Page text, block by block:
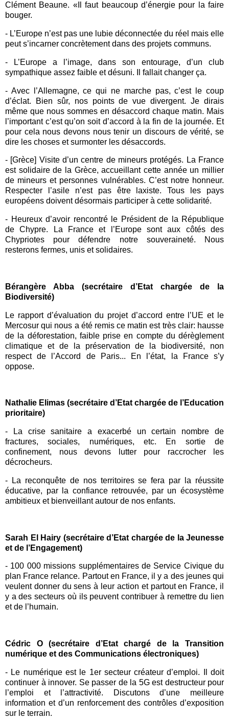
Clément Beaune. «Il faut beaucoup d’énergie pour la faire
bouger.
- L’Europe n’est pas une lubie déconnectée du réel mais elle
peut s’incarner concrètement dans des projets communs.
- L’Europe a l’image, dans son entourage, d’un club
sympathique assez faible et désuni. Il fallait changer ça.
- Avec l’Allemagne, ce qui ne marche pas, c’est le coup
d’éclat. Bien sûr, nos points de vue divergent. Je dirais
même que nous sommes en désaccord chaque matin. Mais
l’important c’est qu’on soit d’accord à la fin de la journée. Et
pour cela nous devons nous tenir un discours de vérité, se
dire les choses et surmonter les désaccords.
- [Grèce] Visite d’un centre de mineurs protégés. La France
est solidaire de la Grèce, accueillant cette année un millier
de mineurs et personnes vulnérables. C’est notre honneur.
Respecter l’asile n’est pas être laxiste. Tous les pays
européens doivent désormais participer à cette solidarité.
- Heureux d’avoir rencontré le Président de la République
de Chypre. La France et l’Europe sont aux côtés des
Chypriotes pour défendre notre souveraineté. Nous
resterons fermes, unis et solidaires.
Bérangère Abba (secrétaire d’Etat chargée de la
Biodiversité)
Le rapport d’évaluation du projet d’accord entre l’UE et le
Mercosur qui nous a été remis ce matin est très clair: hausse
de la déforestation, faible prise en compte du dérèglement
climatique et de la préservation de la biodiversité, non
respectde l’Accord de Paris... En l’état, la France s’y
oppose.
Nathalie Elimas (secrétaire d’Etat chargée de l’Education
prioritaire)
-
La crise sanitaire a exacerbé un certain nombre de
fractures, sociales, numériques, etc. En sortie de
confinement, nous devons lutter pour raccrocher les
décrocheurs.
-
La reconquête de nos territoires se fera par la réussite
éducative, par la confiance retrouvée, par un écosystème
ambitieux et bienveillant autour de nos enfants.
Sarah El Hairy (secrétaire d’Etat chargée de la Jeunesse
et de l’Engagement)
- 100 000 missions supplémentaires de Service Civique du
plan France relance. Partout en France, il y a des jeunes qui
veulent donner du sens à leur action et partout en France, il
y a des secteurs où ils peuvent contribuer à remettre du lien
et de l’humain.
Cédric O (secrétaire d’Etat chargé de la Transition
numérique et des Communications électroniques)
- Le numérique est le 1er secteur créateur d’emploi. Il doit
continuer à innover. Se passer de la 5Gest destructeur pour
l’emploi et l’attractivité. Discutons d’une meilleure
information et d’un renforcement des contrôles d’exposition
sur le terrain.